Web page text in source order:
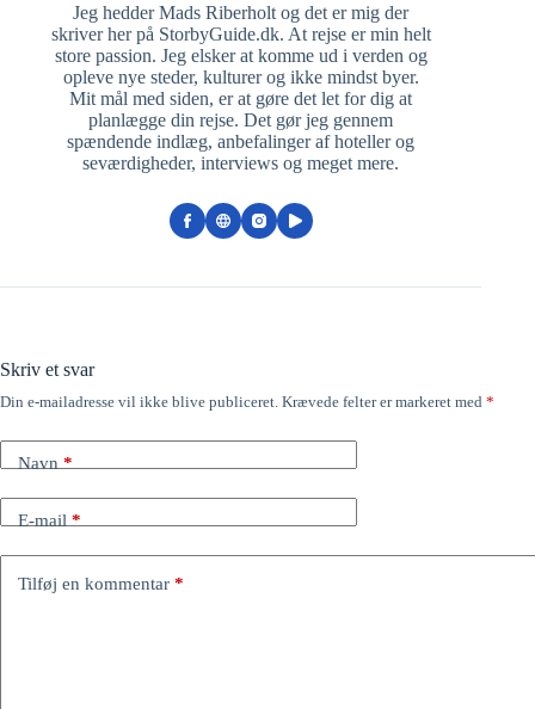
Jeg hedder Mads Riberholt og det er mig der
skriver her på StorbyGuide.dk. At rejse er min helt
store passion. Jeg elsker at komme ud i verden og
opleve nye steder, kulturer og ikke mindst byer.
Mit mål med siden, er at gøre det let for dig at
planlægge din rejse. Det gør jeg gennem
spændende indlæg, anbefalinger af hoteller og
seværdigheder, interviews og meget mere.
Skriv et svar
Din e-mailadresse vil ikke blive publiceret. Krævede felter er markeret med *
Navn *
E-mail *
Tilføj en kommentar *